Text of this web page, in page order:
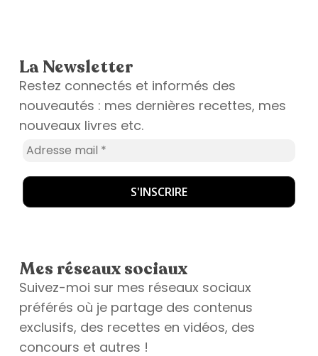
La Newsletter
Restez connectés et informés des
nouveautés : mes dernières recettes, mes
nouveaux livres etc.
Mes réseaux sociaux
Suivez-moi sur mes réseaux sociaux
préférés où je partage des contenus
exclusifs, des recettes en vidéos, des
concours et autres !